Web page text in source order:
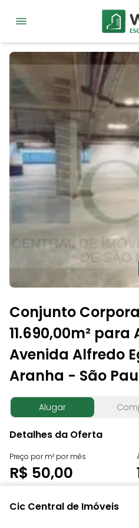
Conjunto
11.690,00m²
Avenida Alfredo
Aranha - São
Alugar
Detalhes da Oferta
Preço por m² por mês
R$ 50,00
por mês:
IPTU por
R$ 10,00
Cic Central de Imóveis